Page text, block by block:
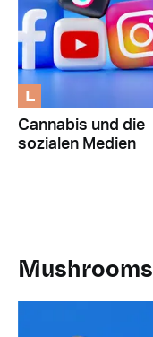
L
Cannabis und die
sozialen Medien
Mushrooms